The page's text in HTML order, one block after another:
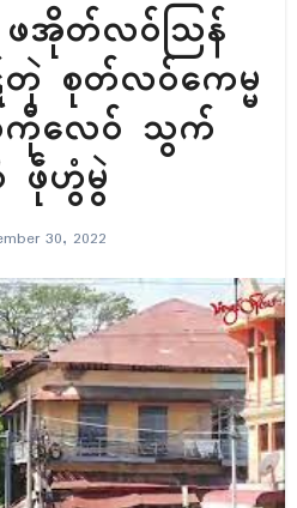
ဖအိုတ်လဝ်သြန်
စုတ်လဝ်ကေမ္မ
ကီုလေဝ် သွက်
ဖဵုဟွံမွဲ
30, 2022